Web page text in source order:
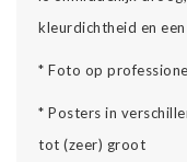
kleurdichtheid en
* Foto op
* Posters in
tot (zeer) groot